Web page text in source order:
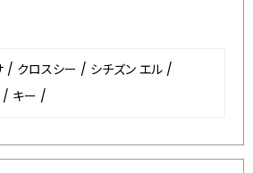
/ クロスシー / シチズン エル /
/ キー /